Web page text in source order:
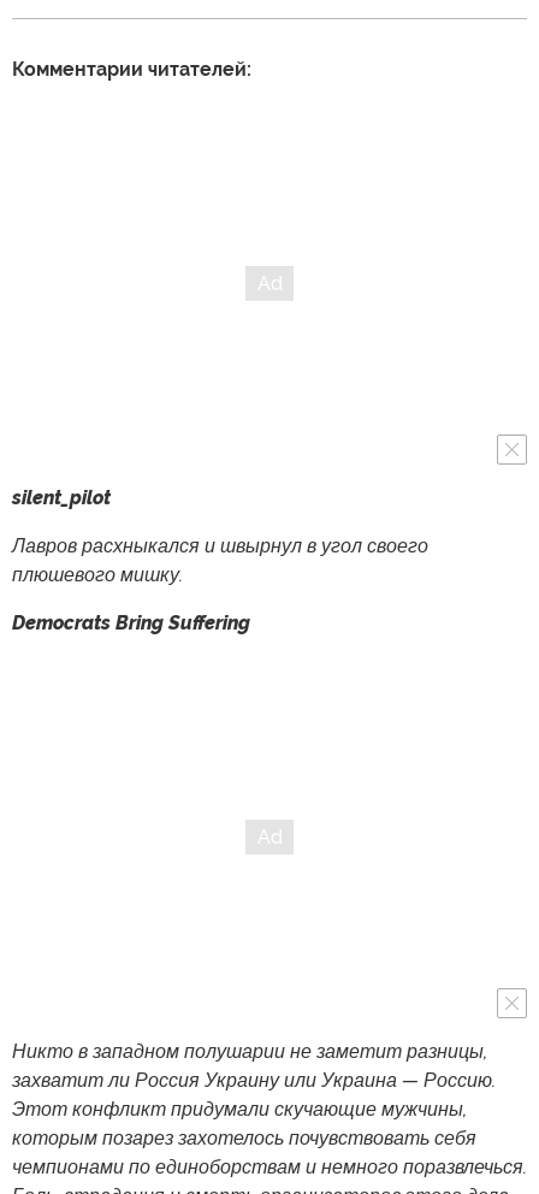
Комментарии читателей:
silent_pilot
Лавров расхныкался и швырнул в угол своего
плюшевого мишку.
Democrats Bring Suffering
Никто в западном полушарии не заметит разницы,
захватит ли Россия Украину или Украина — Россию.
Этот конфликт придумали скучающие мужчины,
которым позарез захотелось почувствовать себя
чемпионами по единоборствам и немного поразвлечься.